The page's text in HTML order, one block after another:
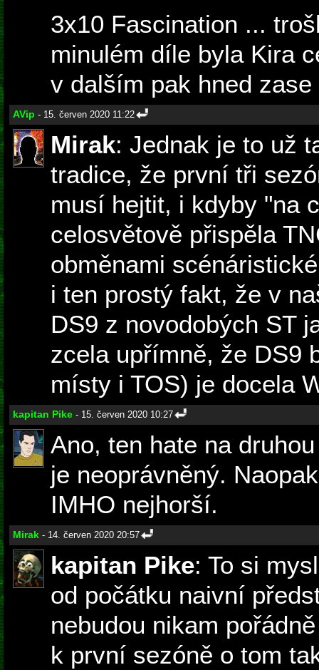
3x10 Fascination ...
minulém díle byla Kira
v dalším pak hned
AVip - 15. červen 2020 11:22
Mirak: Jednak je to už
tradice, že první tři
musí hejtit, i kdyby "na
celosvětově přispěla
obměnami
i ten prostý fakt, že v
DS9 z novodobých ST
zcela upřímně, že DS9
místy i TOS) je docela
kapitan Pike - 15. červen 2020 10:27
Ano, ten hate na
je neoprávněný.
IMHO nejhorší.
Mirak - 14. červen 2020 20:57
kapitan Pike: To si
od počátku naivní
nebudou nikam
k první sezóně o tom